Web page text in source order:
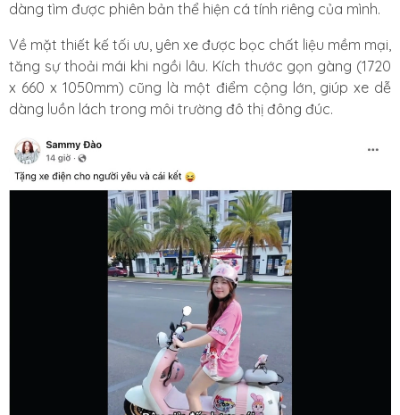
dàng tìm được phiên bản thể hiện cá tính riêng của mình.
Về mặt thiết kế tối ưu, yên xe được bọc chất liệu mềm mại,
tăng sự thoải mái khi ngồi lâu. Kích thước gọn gàng (1720
x 660 x 1050mm) cũng là một điểm cộng lớn, giúp xe dễ
dàng luồn lách trong môi trường đô thị đông đúc.